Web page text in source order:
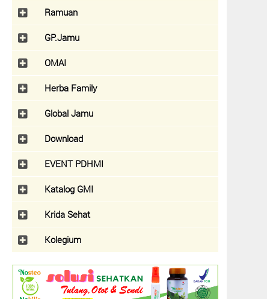
Ramuan
GP.Jamu
OMAI
Herba Family
Global Jamu
Download
EVENT PDHMI
Katalog GMI
Krida Sehat
Kolegium